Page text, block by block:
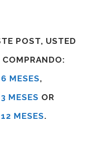
POST, USTED
COMPRANDO:
MESES,
MESES OR
MESES.